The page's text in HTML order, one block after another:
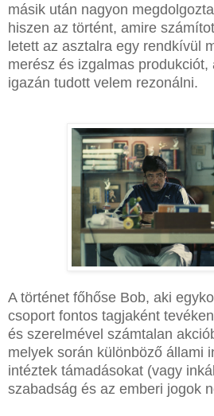
másik után nagyon
hiszen az történt, amire
letett az asztalra egy rendkívül
merész és izgalmas produkciót,
igazán tudott velem rezonálni.
A történet főhőse Bob, aki
csoport fontos tagjaként
és szerelmével számtalan
melyek során különböző állami
intéztek támadásokat (vagy
szabadság és az emberi jogok